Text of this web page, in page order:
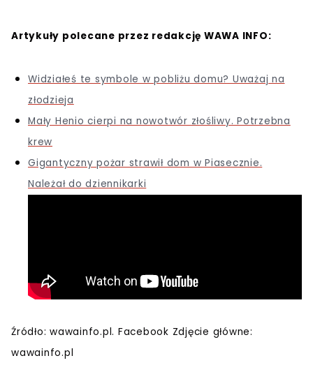
Artykuły polecane przez redakcję WAWA INFO:
Widziałeś te symbole w pobliżu domu? Uważaj na
złodzieja
Mały Henio cierpi na nowotwór złośliwy. Potrzebna
krew
Gigantyczny pożar strawił dom w Piasecznie.
Należał do dziennikarki
Źródło: wawainfo.pl. Facebook Zdjęcie główne:
wawainfo.pl